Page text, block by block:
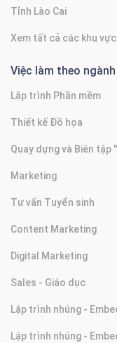
Tỉnh Lào Cai
Xem tất cả các khu vực
Việc làm theo
Lập trình Phần mềm
Thiết kế Đồ họa
Quay dựng và Biên tập
Marketing
Tư vấn Tuyển sinh
Content Marketing
Digital Marketing
Sales - Giáo dục
Lập trình nhúng -
Lập trình nhúng -